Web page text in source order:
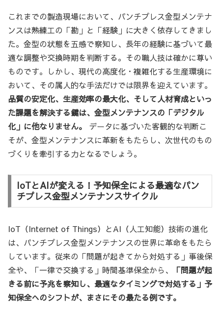
これまでの製造現場において、パンチプレス金型メンテナ
ンスは熟練工の「勘」と「経験」に大きく依存してきまし
た。金型の状態を五感で察知し、長年の経験に基づいて最
適な調整や交換時期を判断する。その職人技は確かに尊い
ものです。しかし、現代の高度化・複雑化する生産環境に
おいて、その属人的な手法だけでは限界を迎えています。
品質の安定化、生産効率の最大化、そして人材育成といっ
た課題を解決する鍵は、金型メンテナンスの「デジタル
化」に他なりません。
データに基づいた客観的な判断こ
そが、金型メンテナンスに革新をもたらし、次世代のもの
づくりを牽引する力となるでしょう。
IoTとAIが変える！予知保全による最適なパン
チプレス金型メンテナンスサイクル
IoT（Internet of Things）とAI（人工知能）技術の進化
は、パンチプレス金型メンテナンスの世界に革命をもたら
しています。従来の「問題が起きてから対処する」事後保
全や、「一律で交換する」時間基準保全から、
「問題が起
きる前に予兆を察知し、最適なタイミングで対処する」予
知保全へのシフトが、まさにその最たる例です。